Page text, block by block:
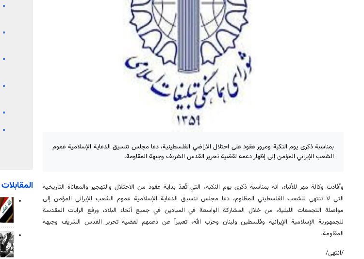
بمناسبة ذكرى يوم النكبة ومرور عقود على احتلال الاراضي الفلسطينية، دعا مجلس تنسيق الدعاية الإسلامية عموم
الشعب الإيراني المؤمن إلى إظهار دعمه لقضية تحرير القدس الشريف وجبهة المقاومة.
وأفادت وكالة مهر للأنباء، انه بمناسبة ذكرى يوم النكبة، التي تُعدّ بداية عقود من الاحتلال والتهجير والمعاناة التاريخية
التي لا تنتهي للشعب الفلسطيني المظلوم، دعا مجلس تنسيق الدعاية الإسلامية عموم الشعب الإيراني المؤمن إلى
مواصلة التجمعات الليلية، من خلال المشاركة الواسعة في الميادين في جميع أنحاء البلاد، ورفع الرايات المقدسة
للجمهورية الإسلامية الإيرانية وفلسطين ولبنان وحزب الله، تعبيراً عن دعمهم لقضية تحرير القدس الشريف وجبهة
المقاومة.
/انتهى/
المقابلات